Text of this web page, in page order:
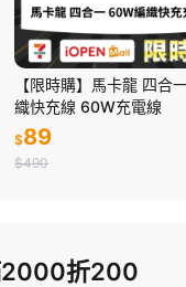
【限時購】馬卡龍 四合
織快充線 60W充電線
$89
$490
2000折200